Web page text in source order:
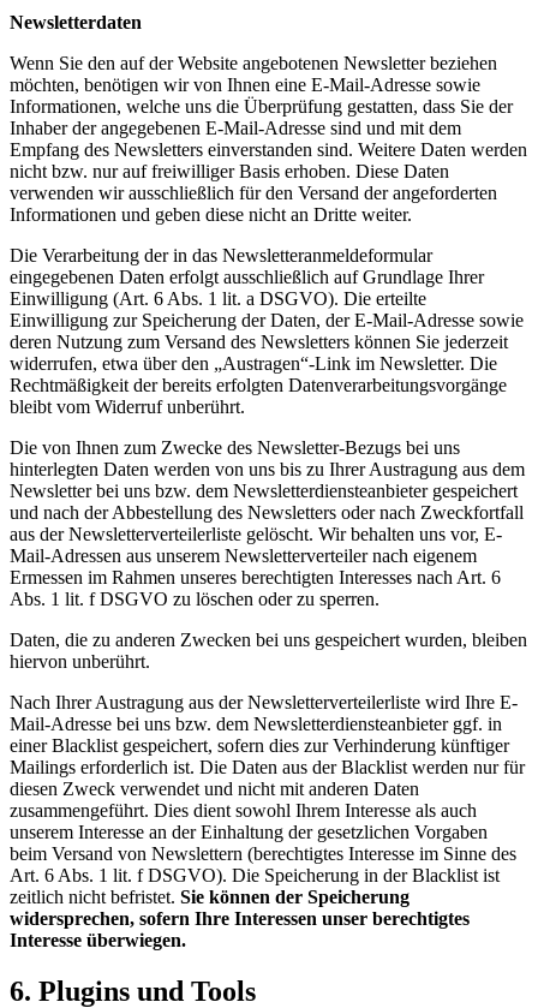
Newsletterdaten
Wenn Sie den auf der Website angebotenen Newsletter beziehen
möchten, benötigen wir von Ihnen eine E-Mail-Adresse sowie
Informationen, welche uns die Überprüfung gestatten, dass Sie der
Inhaber der angegebenen E-Mail-Adresse sind und mit dem
Empfang des Newsletters einverstanden sind. Weitere Daten werden
nicht bzw. nur auf freiwilliger Basis erhoben. Diese Daten
verwenden wir ausschließlich für den Versand der angeforderten
Informationen und geben diese nicht an Dritte weiter.
Die Verarbeitung der in das Newsletteranmeldeformular
eingegebenen Daten erfolgt ausschließlich auf Grundlage Ihrer
Einwilligung (Art. 6 Abs. 1 lit. a DSGVO). Die erteilte
Einwilligung zur Speicherung der Daten, der E-Mail-Adresse sowie
deren Nutzung zum Versand des Newsletters können Sie jederzeit
widerrufen, etwa über den „Austragen“-Link im Newsletter. Die
Rechtmäßigkeit der bereits erfolgten Datenverarbeitungsvorgänge
bleibt vom Widerruf unberührt.
Die von Ihnen zum Zwecke des Newsletter-Bezugs bei uns
hinterlegten Daten werden von uns bis zu Ihrer Austragung aus dem
Newsletter bei uns bzw. dem Newsletterdiensteanbieter gespeichert
und nach der Abbestellung des Newsletters oder nach Zweckfortfall
aus der Newsletterverteilerliste gelöscht. Wir behalten uns vor, E-
Mail-Adressen aus unserem Newsletterverteiler nach eigenem
Ermessen im Rahmen unseres berechtigten Interesses nach Art. 6
Abs. 1 lit. f DSGVO zu löschen oder zu sperren.
Daten, die zu anderen Zwecken bei uns gespeichert wurden, bleiben
hiervon unberührt.
Nach Ihrer Austragung aus der Newsletterverteilerliste wird Ihre E-
Mail-Adresse bei uns bzw. dem Newsletterdiensteanbieter ggf. in
einer Blacklist gespeichert, sofern dies zur Verhinderung künftiger
Mailings erforderlich ist. Die Daten aus der Blacklist werden nur für
diesen Zweck verwendet und nicht mit anderen Daten
zusammengeführt. Dies dient sowohl Ihrem Interesse als auch
unserem Interesse an der Einhaltung der gesetzlichen Vorgaben
beim Versand von Newslettern (berechtigtes Interesse im Sinne des
Art. 6 Abs. 1 lit. f DSGVO). Die Speicherung in der Blacklist ist
zeitlich nicht befristet. Sie können der Speicherung
widersprechen, sofern Ihre Interessen unser berechtigtes
Interesse überwiegen.
6. Plugins und Tools